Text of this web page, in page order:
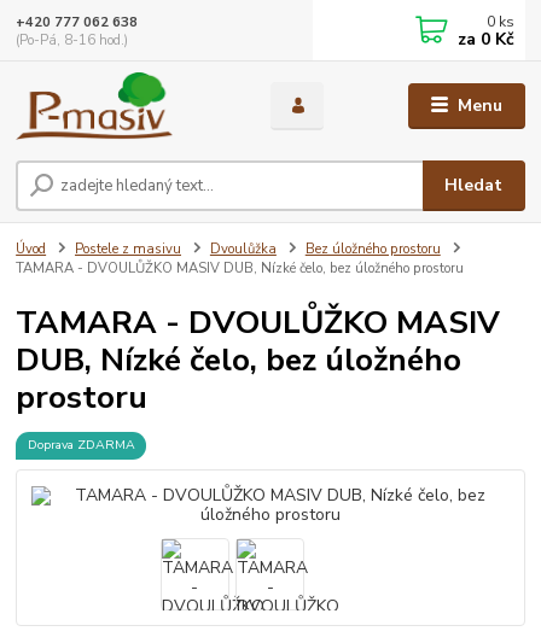
Menu
Hledat
+420 777 062 638
(Po-Pá, 8-16 hod.)
0 ks
za 0 Kč
Úvod Postele z masivu Dvoulůžka
Bez úložného prostoru
TAMARA - DVOULŮŽKO MASIV DUB, Nízké čelo, bez úložného prostoru
TAMARA - DVOULŮŽKO MASIV
DUB, Nízké čelo, bez úložného
prostoru
Doprava ZDARMA